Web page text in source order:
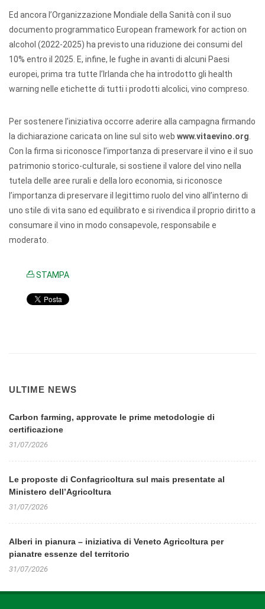
Ed ancora l’Organizzazione Mondiale della Sanità con il suo
documento programmatico European framework for action on
alcohol (2022-2025) ha previsto una riduzione dei consumi del
10% entro il 2025. E, infine, le fughe in avanti di alcuni Paesi
europei, prima tra tutte l’Irlanda che ha introdotto gli health
warning nelle etichette di tutti i prodotti alcolici, vino compreso.
Per sostenere l’iniziativa occorre aderire alla campagna firmando
la dichiarazione caricata on line sul sito web www.vitaevino.org
Con la firma si riconosce l’importanza di preservare il vino e il suo
patrimonio storico-culturale, si sostiene il valore del vino nella
tutela delle aree rurali e della loro economia, si riconosce
l’importanza di preservare il legittimo ruolo del vino all’interno di
uno stile di vita sano ed equilibrato e si rivendica il proprio diritto a
consumare il vino in modo consapevole, responsabile e
moderato.
STAMPA
ULTIME NEWS
Carbon farming, approvate le prime metodologie di
certificazione
31/07/2026
Le proposte di Confagricoltura sul mais presentate al
Ministero dell’Agricoltura
31/07/2026
Alberi in pianura – iniziativa di Veneto Agricoltura per
pianatre essenze del territorio
31/07/2026